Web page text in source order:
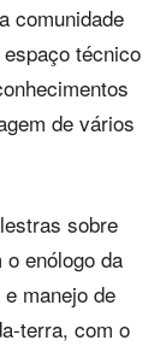
comunidade
técnico
de vários
sobre
enólogo da
manejo de
terra, com o